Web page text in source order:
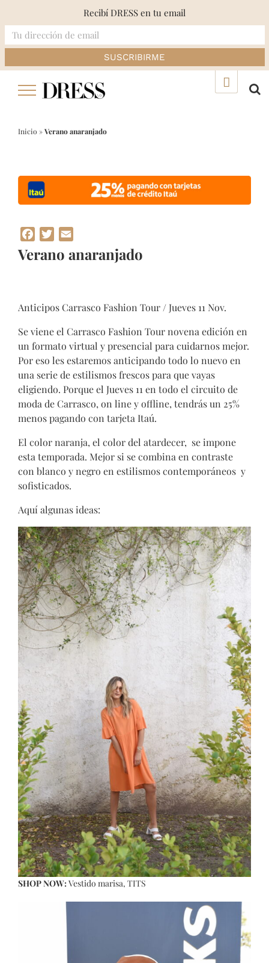
Inicio »Verano anaranjado
Facebook
Twitter
Verano anaranjado
Anticipos Carrasco Fashion Tour / Jueves 11 Nov.
Se viene el Carrasco Fashion Tour novena edición en
un formato virtual y presencial para cuidarnos mejor.
Por eso les estaremos anticipando todo lo nuevo en
una serie de estilismos frescos para que vayas
eligiendo. Porque el Jueves 11 en todo el circuito de
moda de Carrasco, on line y offline, tendrás un 25%
menos pagando con tarjeta Itaú.
El color naranja, el color del atardecer, se impone
esta temporada. Mejor si se combina en contraste
con blanco y negro en estilismos contemporáneos y
sofisticados.
Aquí algunas ideas:
SHOP NOW:Vestido marisa, TITS
Recibí DRESS en tu email